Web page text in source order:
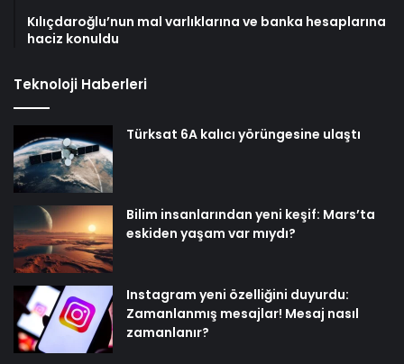
Kılıçdaroğlu’nun mal varlıklarına ve banka hesaplarına
haciz konuldu
Teknoloji Haberleri
Türksat 6A kalıcı yörüngesine ulaştı
Bilim insanlarından yeni keşif: Mars’ta
eskiden yaşam var mıydı?
Instagram yeni özelliğini duyurdu:
Zamanlanmış mesajlar! Mesaj nasıl
zamanlanır?